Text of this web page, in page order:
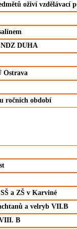
oživí vzdělávací
DUHA
Ostrava
ročních období
a ZŠ v Karviné
a velryb VII.B
B